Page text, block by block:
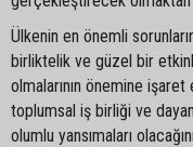
Ülkenin en önemli
birliktelik ve güzel bir
olmalarının önemine
toplumsal iş birliği ve
olumlu yansımaları